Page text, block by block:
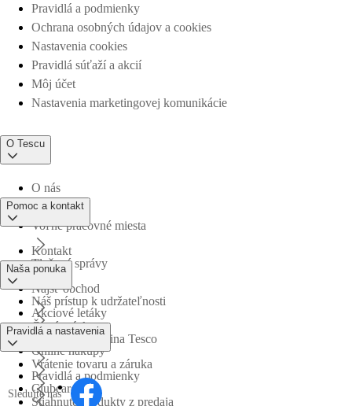
Pravidlá a podmienky
Ochrana osobných údajov a cookies
Nastavenia cookies
Pravidlá súťaží a akcií
Môj účet
Nastavenia marketingovej komunikácie
O Tescu
O nás
Voľné pracovné miesta
Tlačové správy
Náš prístup k udržateľnosti
Obchodná skupina Tesco
Pomoc a kontakt
Kontakt
Nájsť obchod
Časté otázky
Vrátenie tovaru a záruka
Stiahnuté produkty z predaja
Naša ponuka
Akciové letáky
Online nákupy
Clubcard
Pravidlá a nastavenia
Pravidlá a podmienky
Sledujte nás